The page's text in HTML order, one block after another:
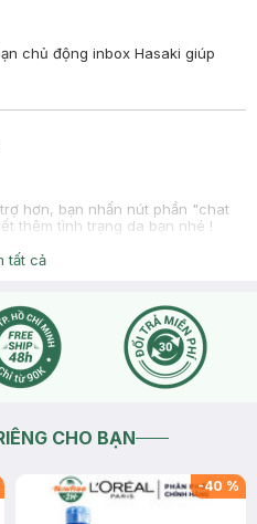
chủ động inbox Hasaki giúp
hơn, bạn nhấn nút phần "chat
thêm tình trạng da bạn nhé !
tất cả
CHO BẠN
-40 %